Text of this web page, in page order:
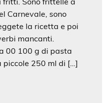
Carnevale, sono
la ricetta e poi
mancanti.
00 100 g di pasta
piccole 250 ml di […]